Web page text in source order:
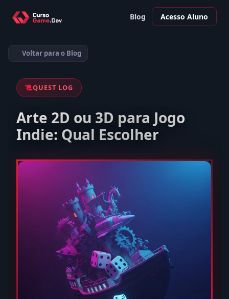
Blog Acesso Aluno
Voltar para o Blog
QUEST LOG
Arte 2D ou 3D para Jogo
Indie: Qual Escolher